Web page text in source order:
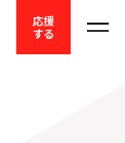
応援
する